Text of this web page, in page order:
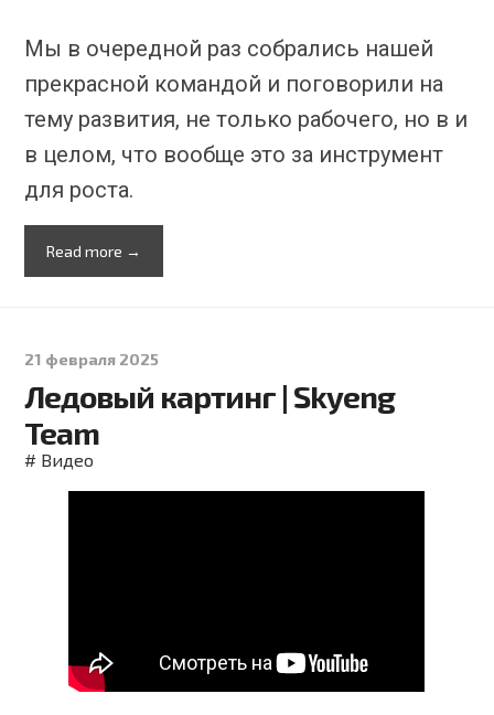
Мы в очередной раз собрались нашей
прекрасной командой и поговорили на
тему развития, не только рабочего, но в и
в целом, что вообще это за инструмент
для роста.
Read more →
21 февраля 2025
Ледовый картинг | Skyeng
Team
# Видео